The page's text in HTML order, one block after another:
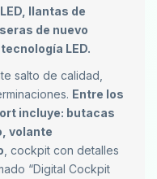
llantas de
de nuevo
LED.
salto de calidad,
Entre los
incluye: butacas
volante
, cockpit con detalles
“Digital Cockpit